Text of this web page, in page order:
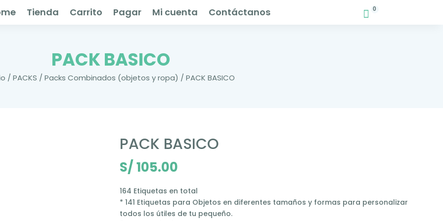
Tienda Carrito Pagar Mi cuenta Contáctanos 0
PACK BASICO
/ PACKS / Packs Combinados (objetos y ropa) / PACK BASICO
PACK BASICO
S/105.00
164 Etiquetas en total
* 141 Etiquetas para Objetos en diferentes tamaños y formas para personalizar
todos los útiles de tu pequeño.